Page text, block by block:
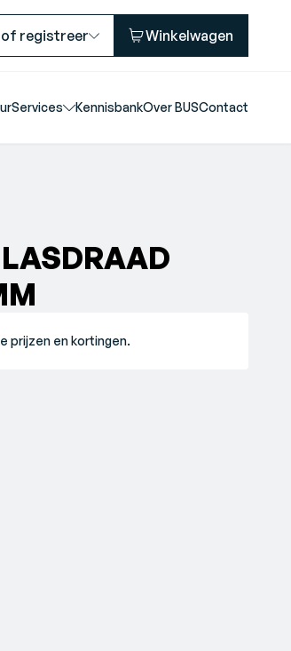
of registreer Winkelwagen
Services KennisbankOver BUSContact
prijzen en kortingen.